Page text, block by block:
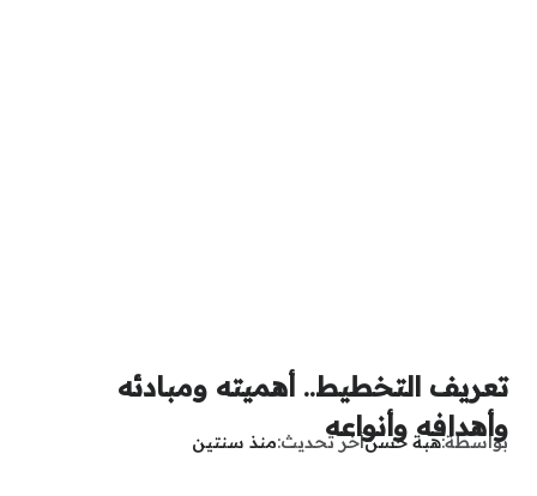
تعريف التخطيط.. أهميته ومبادئه
وأهدافه وأنواعه
بواسطةهبة حسنآخر تحديث منذ سنتين